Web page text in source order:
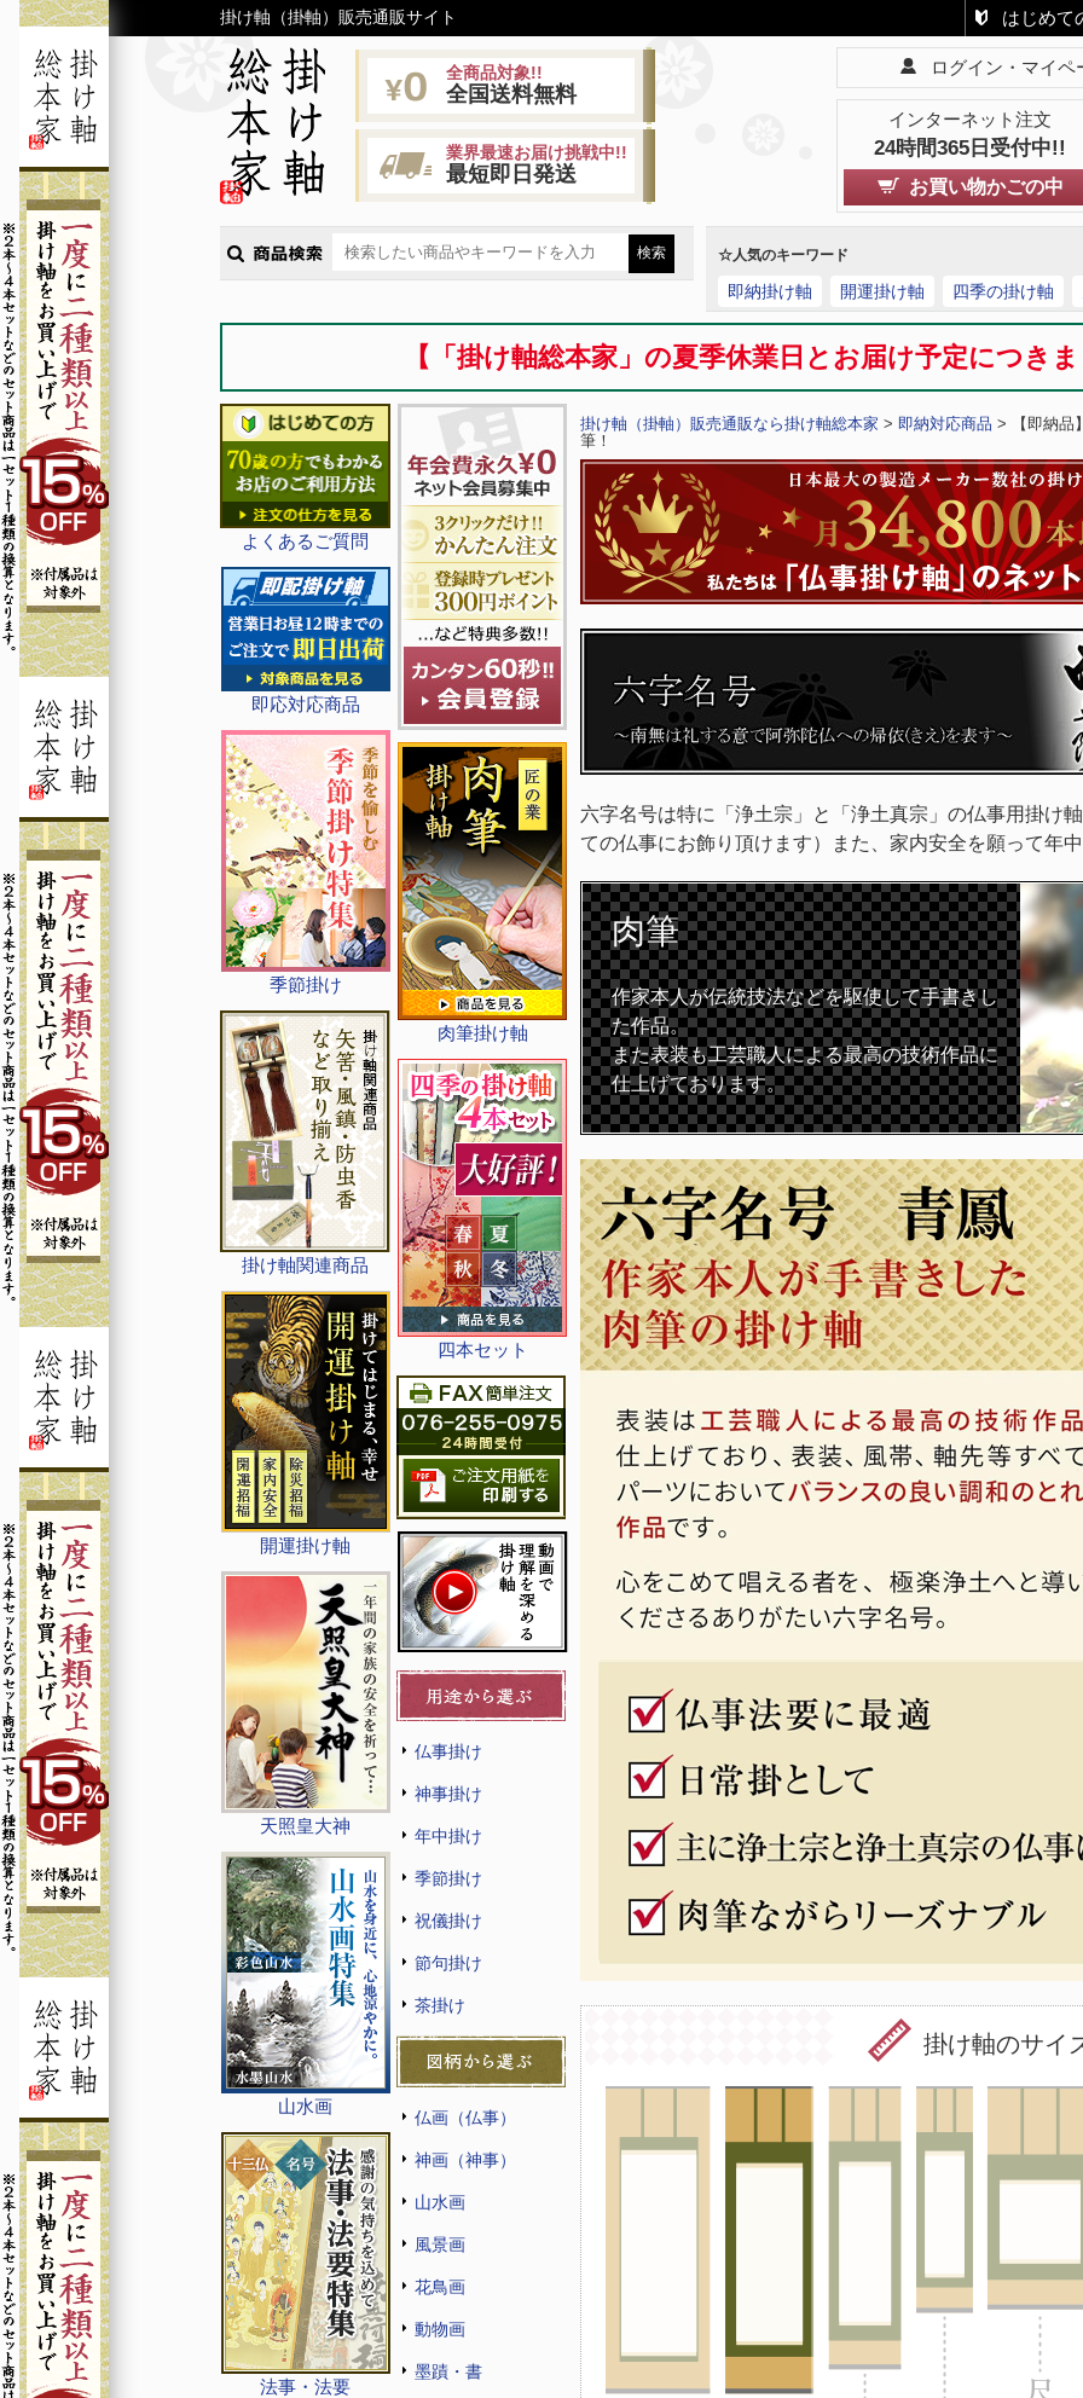
掛け軸（掛軸）販売通販サイト はじめて
全商品対象!!
全国送料無料
業界最速お届け挑戦中!!
最短即日発送
ログイン・マイペ
インターネット注文
24時間365日受付中!!
お買い物かごの中
☆人気のキーワード
即納掛け軸 開運掛け軸 四季の掛け軸
【「掛け軸総本家」の夏季休業日とお届け予定につ
よくあるご質問
即応対応商品
季節掛け
掛け軸関連商品
開運掛け軸
天照皇大神
山水画
法事・法要
肉筆掛け軸
四本セット
仏事掛け
神事掛け
年中掛け
季節掛け
祝儀掛け
節句掛け
茶掛け
仏画（仏事）
神画（神事）
山水画
風景画
花鳥画
動物画
墨蹟・書
掛け軸（掛軸）販売通販なら掛け軸総本家 > 即納対応商品 > 【即納品
筆！
六字名号は特に「浄土宗」と「浄土真宗」の仏事用掛け
ての仏事にお飾り頂けます）また、家内安全を願って年
肉筆
作家本人が伝統技法などを駆使して手書きし
た作品。
また表装も工芸職人による最高の技術作品に
仕上げております。
掛け軸のサイ